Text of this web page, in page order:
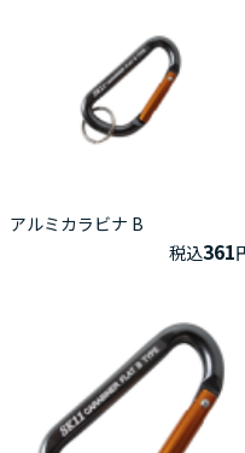
アルミカラビナ B
税込361